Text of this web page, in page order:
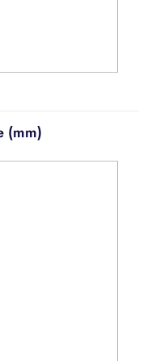
(mm)